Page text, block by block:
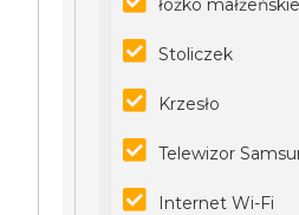
łóżko
Stoliczek
Krzesło
Telewizor
Internet Wi-Fi